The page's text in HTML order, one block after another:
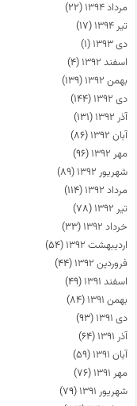
مرداد ۱۳۹۴
(۲۲)
تیر ۱۳۹۴
(۱۷)
دی ۱۳۹۳
(۱)
اسفند ۱۳۹۲
(۴)
بهمن ۱۳۹۲
(۱۳۹)
دی ۱۳۹۲
(۱۴۴)
آذر ۱۳۹۲
(۱۳۱)
آبان ۱۳۹۲
(۸۶)
مهر ۱۳۹۲
(۹۶)
شهریور ۱۳۹۲
(۸۹)
مرداد ۱۳۹۲
(۱۱۴)
تیر ۱۳۹۲
(۷۸)
خرداد ۱۳۹۲
(۳۳)
اردیبهشت ۱۳۹۲
(۵۴)
فروردین ۱۳۹۲
(۴۴)
اسفند ۱۳۹۱
(۴۹)
بهمن ۱۳۹۱
(۸۴)
دی ۱۳۹۱
(۹۳)
آذر ۱۳۹۱
(۶۴)
آبان ۱۳۹۱
(۵۹)
مهر ۱۳۹۱
(۷۶)
شهریور ۱۳۹۱
(۷۹)